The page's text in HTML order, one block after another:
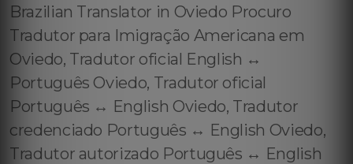
Brazilian Translator in Oviedo Procuro
Tradutor para Imigração Americana em
Oviedo, Tradutor oficial English ↔️
Português Oviedo, Tradutor oficial
Português ↔️ English Oviedo, Tradutor
credenciado Português ↔️ English Oviedo,
Tradutor autorizado Português ↔️ English